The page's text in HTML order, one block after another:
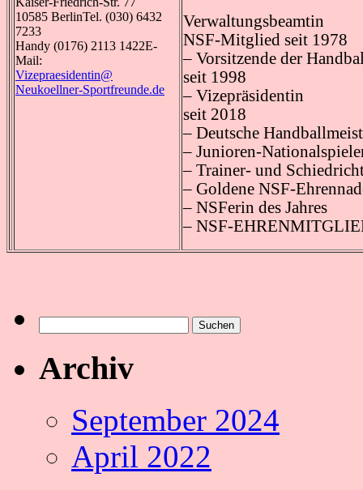
10585 BerlinTel. (030) 6432
7233
Handy (0176) 2113 1422E-
Mail:
Vizepraesidentin@
Neukoellner-Sportfreunde.de
Verwaltungsbeamtin
NSF-Mitglied seit 1978
– Vorsitzende der
seit 1998
– Vizepräsidentin
seit 2018
– Deutsche
– Junioren-
– Trainer- und
– Goldene NSF-
– NSFerin des Jahres
– NSF-
nach:
Archiv
September 2024
April 2022